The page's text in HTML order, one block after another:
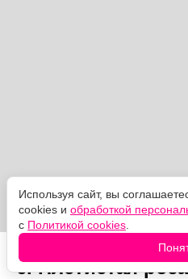
6. Плетистая роза
Используя сайт, вы
cookies и обработкой
с Политикой cookies